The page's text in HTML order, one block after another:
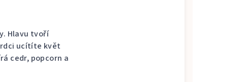
Hlavu tvoří
ucítíte květ
cedr, popcorn a